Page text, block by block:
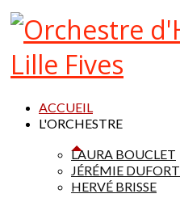
ACCUEIL
L'ORCHESTRE
LAURA BOUCLET
JÉRÉMIE DUFORT
HERVÉ BRISSE